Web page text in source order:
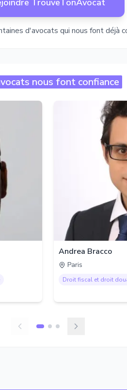
TrouveTonAvocat
d'avocats qui nous font déjà
nous font confiance
Andrea Bracco
Paris
Droit fiscal et droit